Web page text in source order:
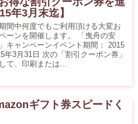
年3月末迄】
間中何度でもご利用頂ける大変お
ーンを開催します。 「曳舟の安
キャンペーンイベント期間： 2015
年3月31日 次の「割引クーポン券」
て、印刷または...
ギフト券スピードく